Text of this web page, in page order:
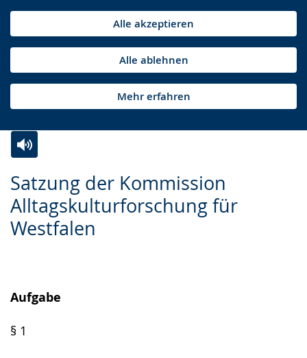
Alle akzeptieren
Alle ablehnen
Mehr erfahren
Satzung der Kommission
Alltagskulturforschung für
Westfalen
Aufgabe
§ 1
Leichten
Sprache
wechseln.
Audio-
Unterstützung.
Video
in
Deutscher